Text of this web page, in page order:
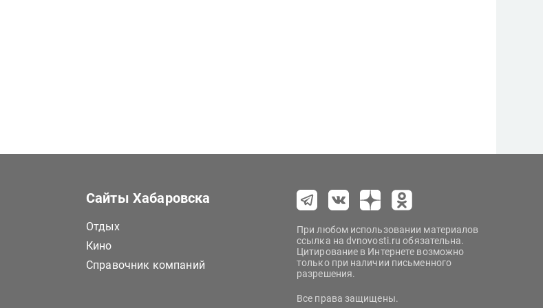
Сайты Хабаровска
Отдых
Кино
Справочник компаний
При любом использовании материалов
ссылка на dvnovosti.ru обязательна.
Цитирование в Интернете возможно
только при наличии письменного
разрешения.
Все права защищены.